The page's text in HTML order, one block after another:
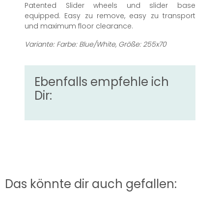
Patented Slider wheels und slider base
equipped. Easy zu remove, easy zu transport
und maximum floor clearance.
Variante: Farbe: Blue/White, Größe: 255x70
Ebenfalls empfehle ich
Dir:
Das könnte dir auch gefallen: